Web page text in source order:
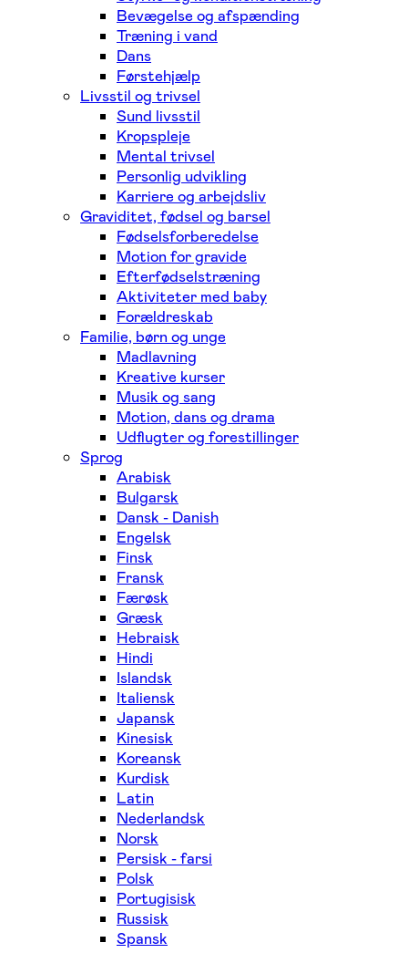
Bevægelse og afspænding
Træning i vand
Dans
Førstehjælp
Livsstil og trivsel
Sund livsstil
Kropspleje
Mental trivsel
Personlig udvikling
Karriere og arbejdsliv
Graviditet, fødsel og barsel
Fødselsforberedelse
Motion for gravide
Efterfødselstræning
Aktiviteter med baby
Forældreskab
Familie, børn og unge
Madlavning
Kreative kurser
Musik og sang
Motion, dans og drama
Udflugter og forestillinger
Sprog
Arabisk
Bulgarsk
Dansk - Danish
Engelsk
Finsk
Fransk
Færøsk
Græsk
Hebraisk
Hindi
Islandsk
Italiensk
Japansk
Kinesisk
Koreansk
Kurdisk
Latin
Nederlandsk
Norsk
Persisk - farsi
Polsk
Portugisisk
Russisk
Spansk